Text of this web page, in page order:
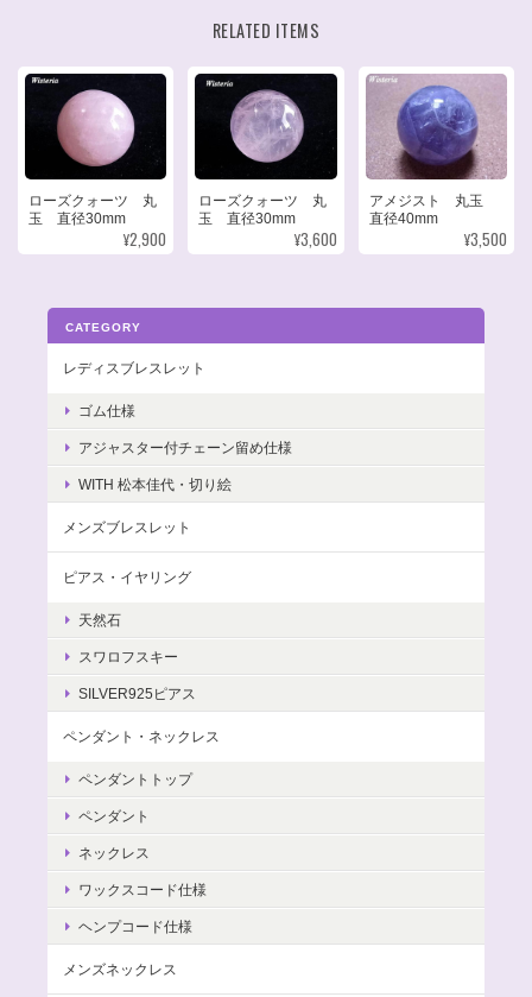
RELATED ITEMS
ローズクォーツ 丸
玉 直径30mm
¥2,900
ローズクォーツ 丸
玉 直径30mm
¥3,600
アメジスト 丸玉
直径40mm
¥3,500
CATEGORY
レディスブレスレット
ゴム仕様
アジャスター付チェーン留め仕様
WITH 松本佳代・切り絵
メンズブレスレット
ピアス・イヤリング
天然石
スワロフスキー
SILVER925ピアス
ペンダント・ネックレス
ペンダントトップ
ペンダント
ネックレス
ワックスコード仕様
ヘンプコード仕様
メンズネックレス